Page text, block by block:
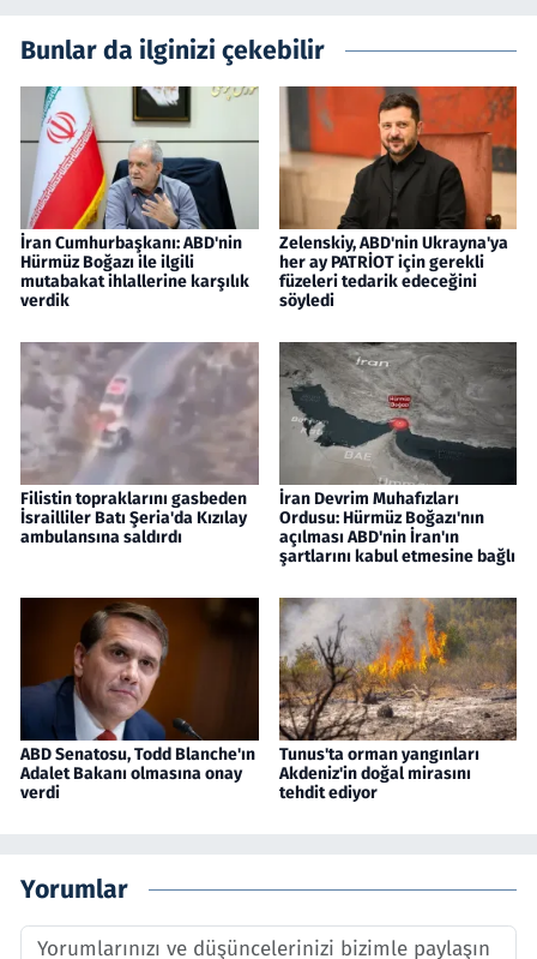
Bunlar da ilginizi çekebilir
İran Cumhurbaşkanı: ABD'nin
Hürmüz Boğazı ile ilgili
mutabakat ihlallerine karşılık
verdik
Zelenskiy, ABD'nin Ukrayna'ya
her ay PATRİOT için gerekli
füzeleri tedarik edeceğini
söyledi
Filistin topraklarını gasbeden
İsrailliler Batı Şeria'da Kızılay
ambulansına saldırdı
İran Devrim Muhafızları
Ordusu: Hürmüz Boğazı'nın
açılması ABD'nin İran'ın
şartlarını kabul etmesine bağlı
ABD Senatosu, Todd Blanche'ın
Adalet Bakanı olmasına onay
verdi
Tunus'ta orman yangınları
Akdeniz'in doğal mirasını
tehdit ediyor
Yorumlar